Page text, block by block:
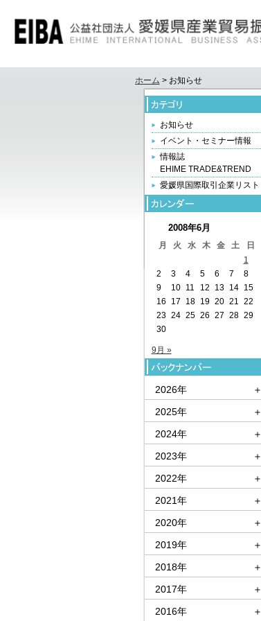
ホーム > お知らせ
お知らせ
イベント・セミナー情報
情報誌
EHIME TRADE&TREND
愛媛県国際取引企業リスト
2008年6月
月 火 水 木 金 土
日
1
2
3 4 5 6 7
8
9
10 11 12 13 14
15
16
17 18 19 20 21 22
23 24 25 26 27 28 29
30
9月 »
2026年
＋
2025年
＋
2024年
＋
2023年
＋
2022年
＋
2021年
＋
2020年
＋
2019年
＋
2018年
＋
2017年
＋
2016年
＋